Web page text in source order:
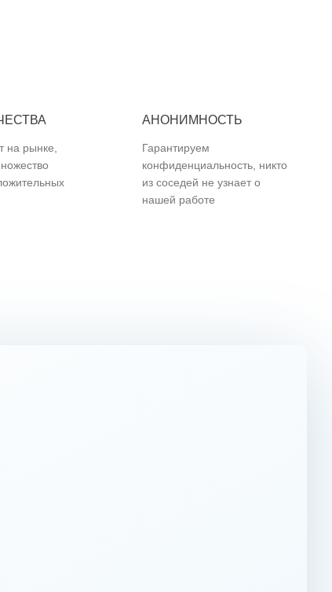
на рынке,
АНОНИМНОСТЬ
Гарантируем
конфиденциальность, никто
из соседей не узнает о
нашей работе